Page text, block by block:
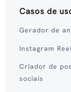
Casos de
Gerador de
Instagram
Criador de
sociais